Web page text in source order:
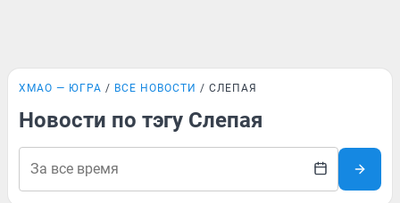
ХМАО — ЮГРА ВСЕ НОВОСТИ СЛЕПАЯ
Новости по тэгу Слепая